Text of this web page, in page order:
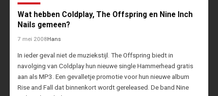
Wat hebben Coldplay, The Offspring en Nine Inch
Nails gemeen?
7 mei 2008Hans
In ieder geval niet de muziekstijl. The Offspring biedt in
navolging van Coldplay hun nieuwe single Hammerhead gratis
aan als MP3. Een gevalletje promotie voor hun nieuwe album
Rise and Fall dat binnenkort wordt gereleased. De band Nine